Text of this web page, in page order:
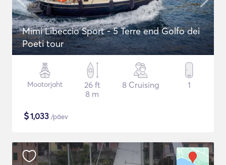
Mimi Libeccio Sport - 5 Terre end Golfo dei
Poeti tour
Mootorjaht
26 ft
8 m
8 Cruising 1
$1,033 /päev